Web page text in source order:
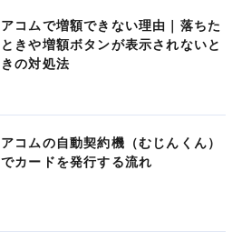
アコムで増額できない理由｜落ちた
ときや増額ボタンが表示されないと
きの対処法
アコムの自動契約機（むじんくん）
でカードを発行する流れ